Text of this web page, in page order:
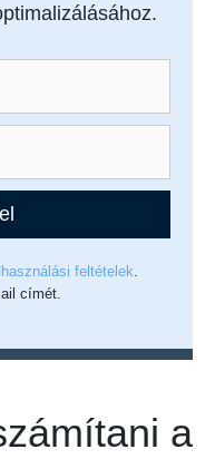
feltételek
címét.
a